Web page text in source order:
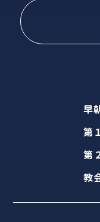
早
第
第
教